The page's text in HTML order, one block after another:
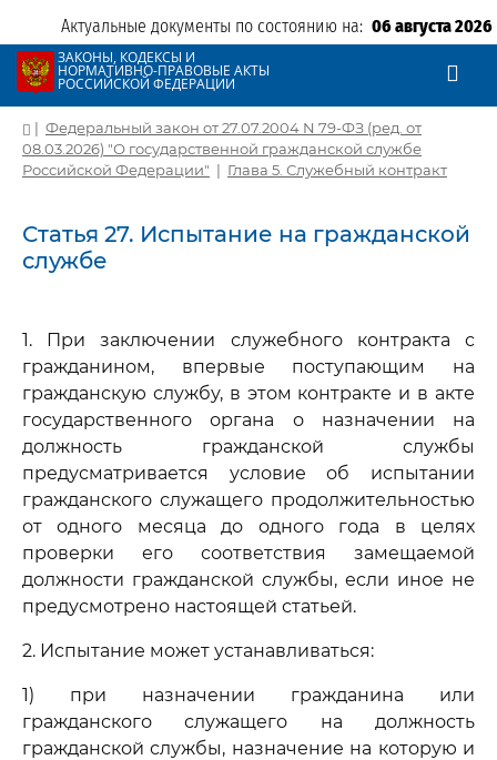
Актуальные документы по состоянию на: 06 августа 2026
ЗАКОНЫ, КОДЕКСЫ И
НОРМАТИВНО-ПРАВОВЫЕ АКТЫ
РОССИЙСКОЙ ФЕДЕРАЦИИ
| Федеральный закон от 27.07.2004 N 79-ФЗ (ред. от
08.03.2026) "О государственной гражданской службе
Российской Федерации" | Глава 5. Служебный контракт
Статья 27. Испытание на гражданской
службе
1. При заключении служебного контракта с
гражданином, впервые поступающим на
гражданскую службу, в этом контракте и в акте
государственного органа о назначении на
должность гражданской службы
предусматривается условие об испытании
гражданского служащего продолжительностью
от одного месяца до одного года в целях
проверки его соответствия замещаемой
должности гражданской службы, если иное не
предусмотрено настоящей статьей.
2. Испытание может устанавливаться:
1) при назначении гражданина или
гражданского служащего на должность
гражданской службы, назначение на которую и